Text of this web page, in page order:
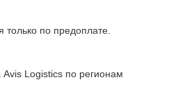
только по предоплате.
Avis Logistics по регионам